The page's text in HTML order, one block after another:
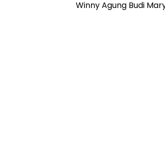
Winny Agung Budi